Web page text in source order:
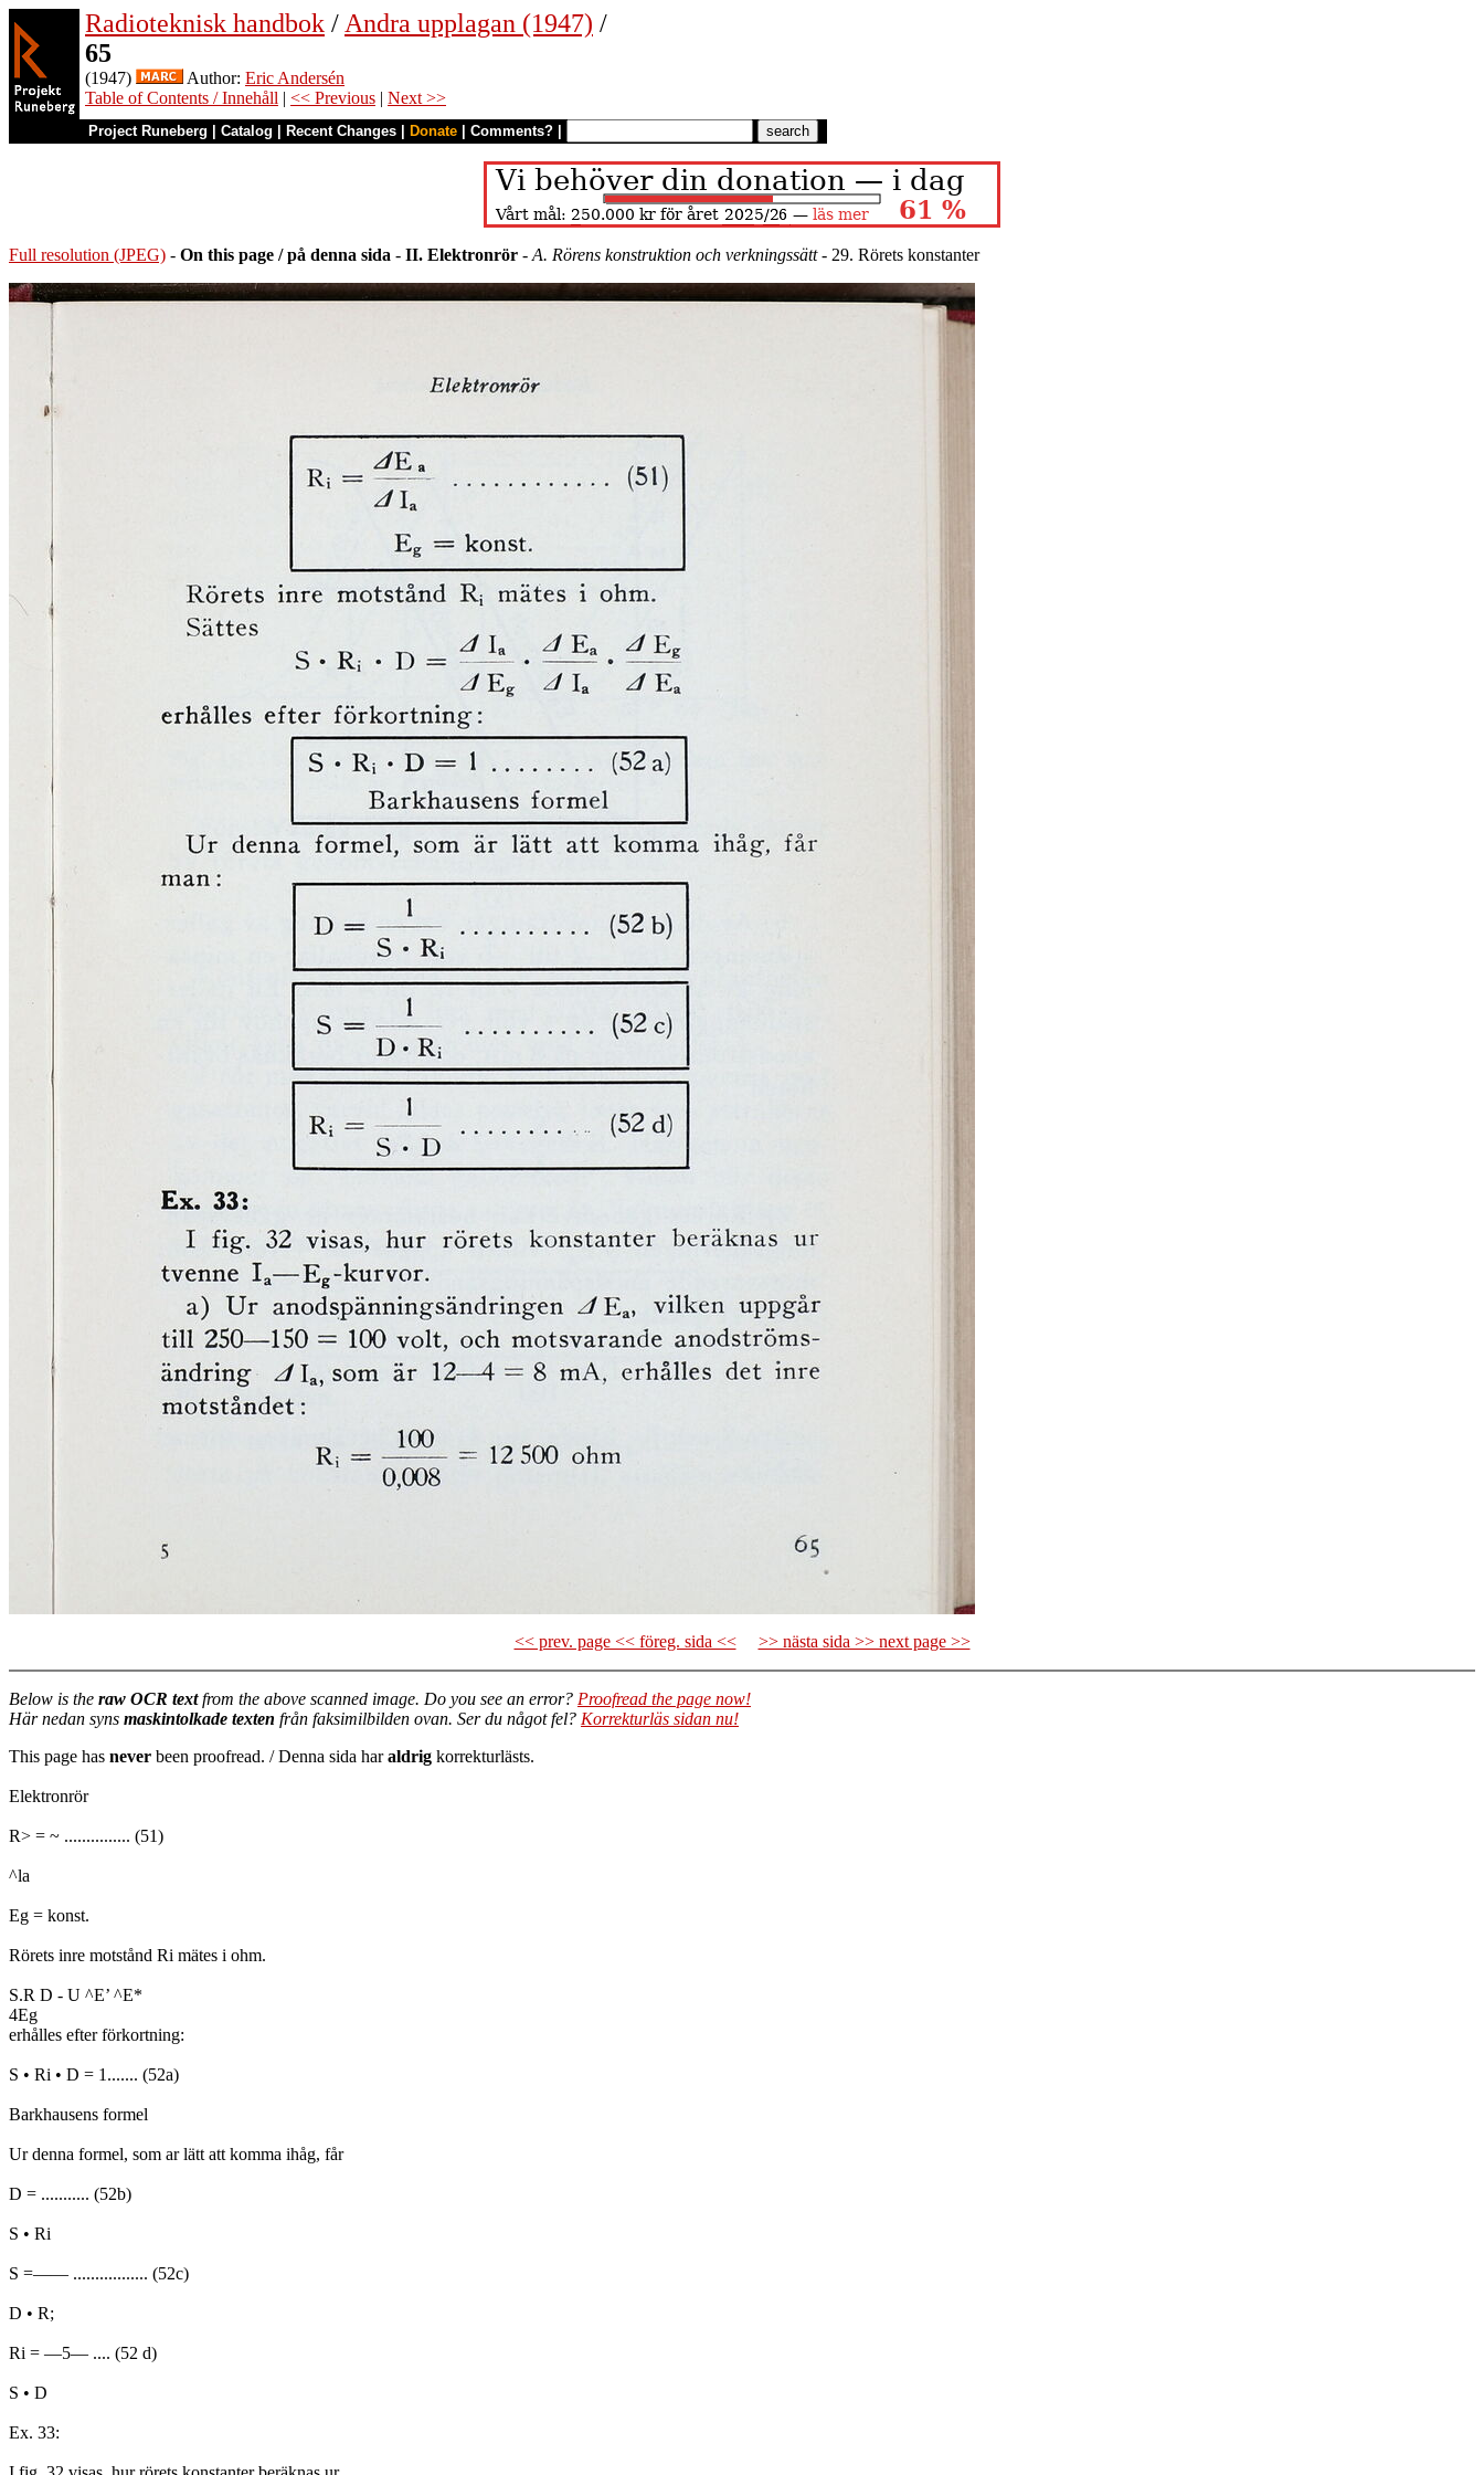
Radioteknisk handbok / Andra upplagan (1947) /
65
(1947) Author: Eric Andersén
Table of Contents / Innehåll | << Previous | Next >>
Project Runeberg Catalog Recent Changes Donate Comments?
Full resolution (JPEG) - On this page / på denna sida - II. Elektronrör - A. Rörens konstruktion och verkningssätt- 29. Rörets konstanter
<< prev. page << föreg. sida << >> nästa sida >> next page >>
Below is the raw OCR textfrom the above scanned image. Do you see an error? Proofread the page now!
Här nedan syns maskintolkade texten från faksimilbilden ovan. Ser du något fel? Korrekturläs sidan nu!
This page has never been proofread. / Denna sida haraldrig korrekturlästs.
Elektronrör
R> = ~ ............... (51)
^la
Eg = konst.
Rörets inre motstånd Ri mätes i ohm.
S.R D - U ^E’ ^E*
4Eg
erhålles efter förkortning:
S • Ri • D = 1....... (52a)
Barkhausens formel
Ur denna formel, som ar lätt att komma ihåg, får
D = ........... (52b)
S • Ri
S =—— ................. (52c)
D • R;
Ri = —5— .... (52 d)
S • D
Ex. 33: